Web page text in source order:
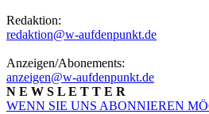
Redaktion:
redaktion@w-aufdenpunkt.de
Anzeigen/Abonements:
anzeigen@w-aufdenpunkt.de
N E W S L E T T E R
WENN SIE UNS ABONNIEREN